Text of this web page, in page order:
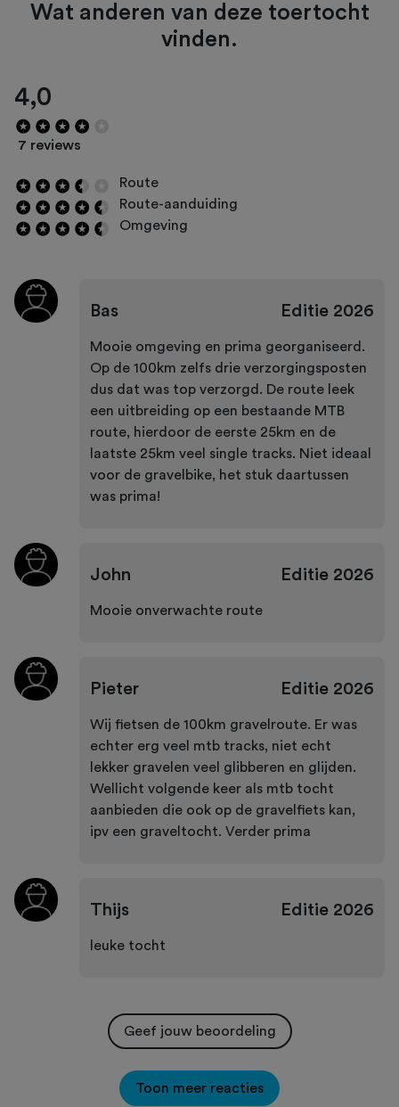
Wat anderen van deze toertocht
vinden.
4,0
7 reviews
Route
Route-aanduiding
Omgeving
Bas Editie2026
Mooie omgeving en prima georganiseerd.
Op de 100km zelfs drie verzorgingsposten
dus dat was top verzorgd. De route leek
een uitbreiding op een bestaande MTB
route, hierdoor de eerste 25km en de
laatste 25km veel single tracks. Niet ideaal
voor de gravelbike, het stuk daartussen
was prima!
John Editie2026
Mooie onverwachte route
Pieter Editie2026
Wij fietsen de 100km gravelroute. Er was
echter erg veel mtb tracks, niet echt
lekker gravelen veel glibberen en glijden.
Wellicht volgende keer als mtb tocht
aanbieden die ook op de gravelfiets kan,
ipv een graveltocht. Verder prima
Thijs Editie2026
leuke tocht
Geef jouw beoordeling
Toon meer reacties